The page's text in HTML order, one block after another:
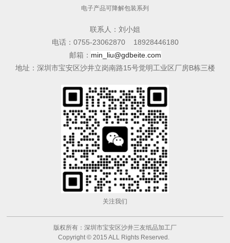
电子产品可降解包装系列
联系人：刘小姐
电话：0755-23062870 18928446180
邮箱： min_liu@gdbeite.com
​地址：深圳市宝安区沙井立岗南路15号觉明工业区厂房B栋三楼
关注我们
版权所有：深圳市宝安区沙井三友纸品加工厂
Copyright © 2015 ALL Rights Reserved.